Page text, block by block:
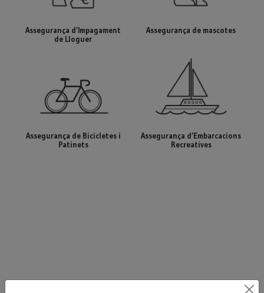
Assegurança d’Impagament
de Lloguer
Assegurança de mascotes
Assegurança de Bicicletes i
Patinets
Assegurança d’Embarcacions
Recreatives